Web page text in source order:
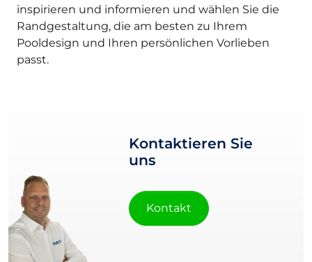
inspirieren und informieren und wählen Sie die
Randgestaltung, die am besten zu Ihrem
Pooldesign und Ihren persönlichen Vorlieben
passt.
Kontaktieren Sie
uns
Kontakt